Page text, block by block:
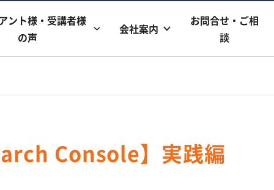
ント様・受講者様
の声
会社案内
お問合せ・ご相
談
Console】実践編